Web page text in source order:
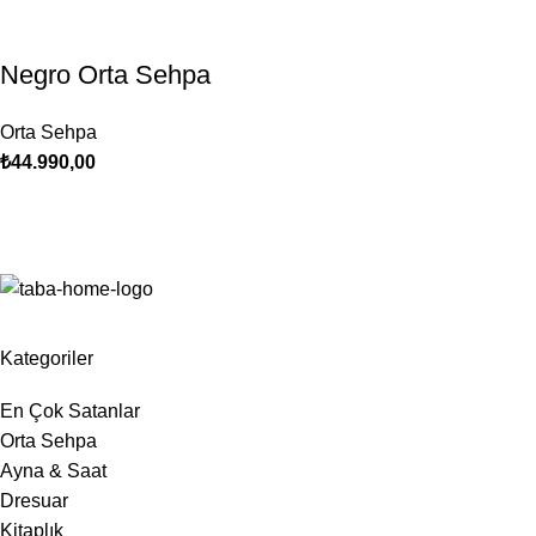
Negro Orta Sehpa
Orta Sehpa
₺44.990,00
Kategoriler
En Çok Satanlar
Orta Sehpa
Ayna & Saat
Dresuar
Kitaplık